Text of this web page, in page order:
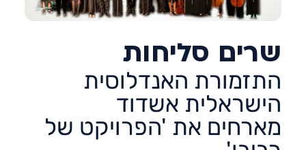
שרים סליחות
התזמורת האנדלוסית
הישראלית אשדוד
מארחים את 'הפרויקט של